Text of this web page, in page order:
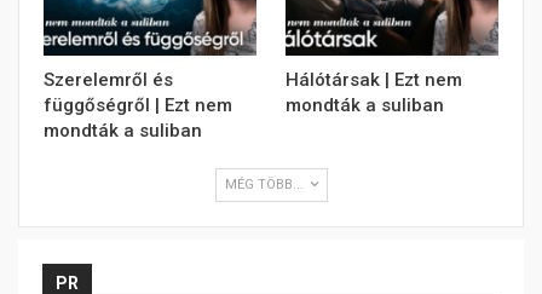
Szerelemről és
függőségről | Ezt nem
mondták a suliban
Hálótársak | Ezt nem
mondták a suliban
MÉG TÖBB...
PR